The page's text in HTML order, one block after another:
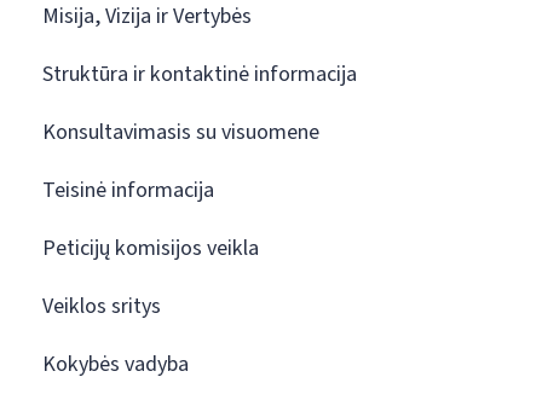
Misija, Vizija ir Vertybės
Struktūra ir kontaktinė informacija
Konsultavimasis su visuomene
Teisinė informacija
Peticijų komisijos veikla
Veiklos sritys
Kokybės vadyba